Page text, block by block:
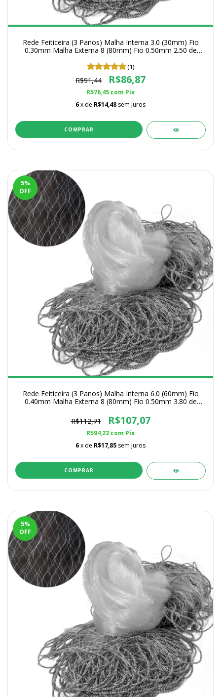
Rede Feiticeira (3 Panos) Malha Interna 3.0 (30mm) Fio
0.30mm Malha Externa 8 (80mm) Fio 0.50mm 2.50 de
(1)
R$91,44 R$86,87
R$76,45 com Pix
6x de R$14,48 sem juros
COMPRAR
5%
OFF
Rede Feiticeira (3 Panos) Malha Interna 6.0 (60mm) Fio
0.40mm Malha Externa 8 (80mm) Fio 0.50mm 3.80 de
R$112,71
R$107,07
R$94,22 com Pix
6x de R$17,85 sem juros
COMPRAR
5%
OFF